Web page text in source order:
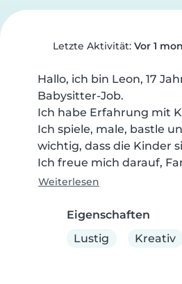
Letzte Aktivität: Vor 1
Hallo, ich bin Leon, 17
Babysitter-Job.
Ich habe Erfahrung mit
Ich spiele, male, bastle
wichtig, dass die Kinder
Ich freue mich darauf,
Weiterlesen
Eigenschaften
Lustig
Kreativ